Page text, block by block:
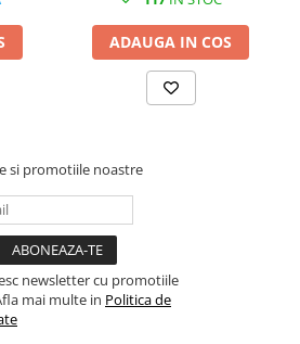
ADAUGA IN COS
si promotiile noastre
newsletter cu promotiile
mai multe in Politica de